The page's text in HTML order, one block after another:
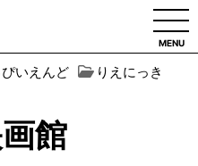
MENU
いえんど
りえにっき
館